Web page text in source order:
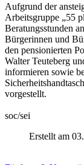
Aufgrund der
Arbeitsgruppe „55
Beratungsstunden
Bürgerinnen und
den pensionierten
Walter Teuteberg
informieren sowie
vorgestellt.
soc/sei
Erstellt am